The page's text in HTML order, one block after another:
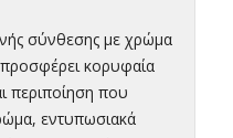
σύνθεσης με χρώμα
κορυφαία
περιποίηση που
εντυπωσιακά